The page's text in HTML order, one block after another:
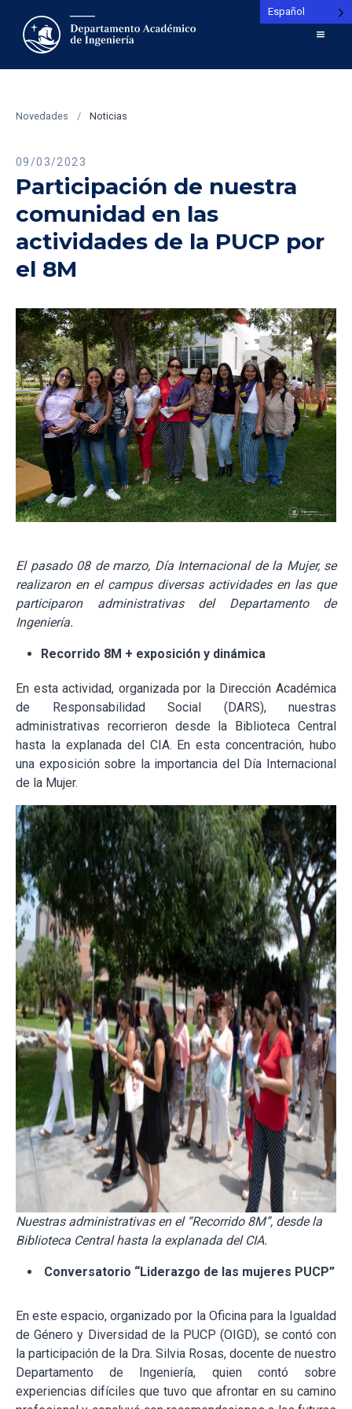
Novedades / Noticias
09/03/2023
Participación de nuestra
comunidad en las
actividades de la PUCP por
el 8M
El pasado 08 de marzo, Día Internacional de la Mujer, se
realizaron en el campusdiversas actividades en las que
participaron administrativas del Departamento de
Ingeniería.
Recorrido 8M + exposición y dinámica
En esta actividad, organizada por la Dirección Académica
de Responsabilidad Social (DARS), nuestras
administrativas recorrieron desde la Biblioteca Central
hasta la explanada del CIA. En esta concentración, hubo
una exposición sobre la importancia del Día Internacional
de la Mujer.
Nuestras administrativas en el “Recorrido 8M”, desde la
Biblioteca Central hasta la explanada del CIA.
Conversatorio “Liderazgo de las mujeres PUCP”
En este espacio, organizado por la Oficina para la Igualdad
de Género y Diversidad de la PUCP (OIGD), se contó con
la participación de la Dra. Silvia Rosas, docente de nuestro
Departamento de Ingeniería, quien contó sobre
experiencias difíciles que tuvo que afrontar en su camino
Español